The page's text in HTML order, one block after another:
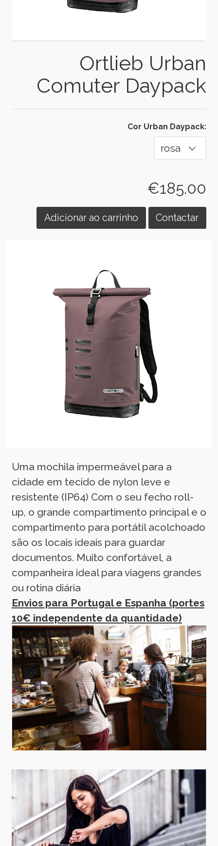
Ortlieb Urban
Comuter Daypack
Cor Urban Daypack:
€185.00
Adicionar ao carrinho Contactar
Uma mochila impermeável para a
cidade em tecido de nylon leve e
resistente (IP64) Com o seu fecho roll-
up, o grande compartimento principal e o
compartimento para portátil acolchoado
são os locais ideais para guardar
documentos. Muito confortável, a
companheira ideal para viagens grandes
ou rotina diária
Envios para Portugal e Espanha (portes
10€ independente da quantidade)